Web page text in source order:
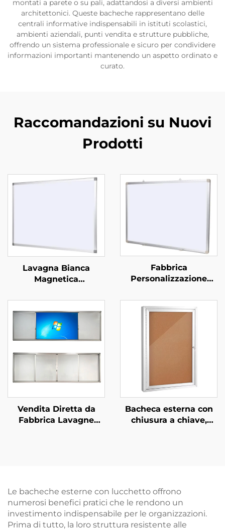
montati a parete o su pali, adattandosi a diversi ambienti
architettonici. Queste bacheche rappresentano delle
centrali informative indispensabili in istituti scolastici,
ambienti aziendali, punti vendita e strutture pubbliche,
offrendo un sistema professionale e sicuro per condividere
informazioni importanti mantenendo un aspetto ordinato e
curato.
Raccomandazioni su Nuovi
Prodotti
Lavagna Bianca
Magnetica
Cancellabile a Secco in
Porcellana per Scuola
Ufficio Aula
Fabbrica
Personalizzazione
Lavagna Magnetica
Appendi a Parete
Lavagna in Acciaio
Cancellabile a Secco
per Scuola Bambini
Vendita Diretta da
Fabbrica Lavagne
Bacheca esterna con
chiusura a chiave,
montaggio a parete
Le bacheche esterne con lucchetto offrono
numerosi benefici pratici che le rendono un
investimento indispensabile per le organizzazioni.
Prima di tutto, la loro struttura resistente alle